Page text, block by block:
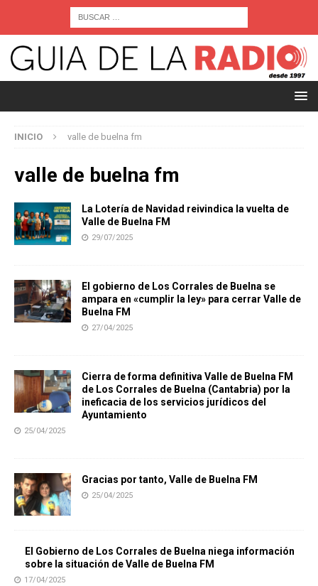
INICIO valle de buelna fm
valle de buelna fm
La Lotería de Navidad reivindica la vuelta de
Valle de Buelna FM
29/07/2025
El gobierno de Los Corrales de Buelna se
ampara en «cumplir la ley» para cerrar Valle de
Buelna FM
27/04/2025
Cierra de forma definitiva Valle de Buelna FM
de Los Corrales de Buelna (Cantabria) por la
ineficacia de los servicios jurídicos del
Ayuntamiento
25/04/2025
Gracias por tanto, Valle de Buelna FM
25/04/2025
El Gobierno de Los Corrales de Buelna niega información
sobre la situación de Valle de Buelna FM
17/04/2025